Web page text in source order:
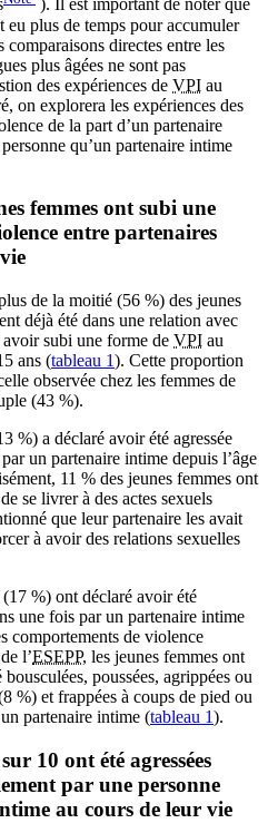
). Il est important de noter que
eu plus de temps pour accumuler
comparaisons directes entre les
plus âgées ne sont pas
des expériences de VPI au
on explorera les expériences des
de la part d’un partenaire
qu’un partenaire intime
femmes ont subi une
entre partenaires
de la moitié (56 %) des jeunes
déjà été dans une relation avec
subi une forme de VPI au
ans (tableau 1). Cette proportion
observée chez les femmes de
(43 %).
%) a déclaré avoir été agressée
un partenaire intime depuis l’âge
11 % des jeunes femmes ont
se livrer à des actes sexuels
que leur partenaire les avait
à avoir des relations sexuelles
%) ont déclaré avoir été
une fois par un partenaire intime
comportements de violence
l’ESEPP, les jeunes femmes ont
poussées, agrippées ou
%) et frappées à coups de pied ou
partenaire intime (tableau 1).
10 ont été agressées
par une personne
au cours de leur vie